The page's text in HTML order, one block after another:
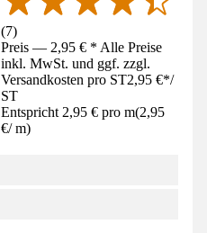
(7)
Preis — 2,95 € * Alle Preise
inkl. MwSt. und ggf. zzgl.
Versandkosten pro ST2,95 €*/
ST
Entspricht 2,95 € pro m(2,95
€/ m)